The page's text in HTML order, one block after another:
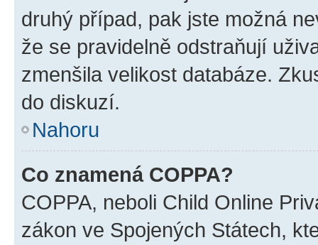
druhý případ, pak jste možná
že se pravidelně odstraňují
zmenšila velikost databáze.
do diskuzí.
Nahoru
Co znamená COPPA?
COPPA, neboli Child Online
zákon ve Spojených Státech,